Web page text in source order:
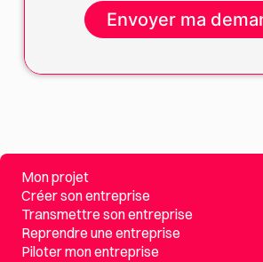
Mon projet
Créer son entreprise
Transmettre son entreprise
Reprendre une entreprise
Piloter mon entreprise